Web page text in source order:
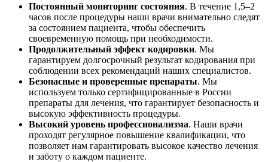
Постоянный мониторинг состояния. В течение 1,5–2
часов после процедуры наши врачи внимательно следят
за состоянием пациента, чтобы обеспечить
своевременную помощь при необходимости.
Продолжительный эффект кодировки. Мы
гарантируем долгосрочный результат кодирования при
соблюдении всех рекомендаций наших специалистов.
Безопасные и проверенные препараты. Мы
используем только сертифицированные в России
препараты для лечения, что гарантирует безопасность и
высокую эффективность процедуры.
Высокий уровень профессионализма. Наши врачи
проходят регулярное повышение квалификации, что
позволяет нам гарантировать высокое качество лечения
и заботу о каждом пациенте.